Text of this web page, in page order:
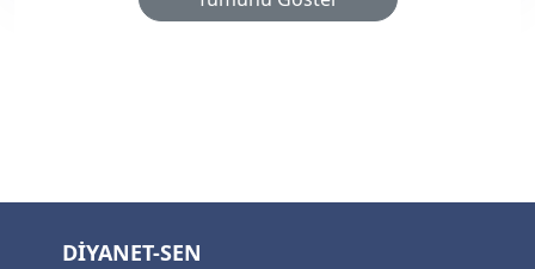
DİYANET-SEN